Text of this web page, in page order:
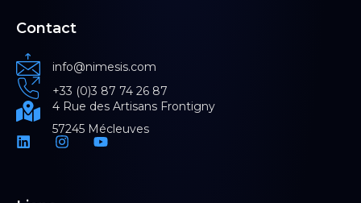
Contact
info@nimesis.com
+33 (0)3 87 74 26 87
4 Rue des Artisans Frontigny
57245 Mécleuves